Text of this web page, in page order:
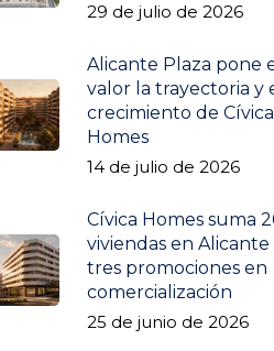
29 de julio de 2026
Alicante Plaza pone
valor la trayectoria y
crecimiento de Cívica
Homes
14 de julio de 2026
Cívica Homes suma
viviendas en Alicante
tres promociones en
comercialización
25 de junio de 2026